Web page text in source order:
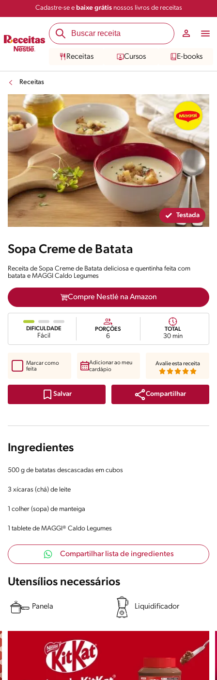
Cadastre-se e baixe grátisnossos livros de receitas
Receitas Cursos E-books
Receitas
Salvar Compartilhar
Testada
Sopa Creme de Batata
Receita de Sopa Creme de Batata deliciosa e quentinha feita com
batata e MAGGI Caldo Legumes
Compre Nestlé na Amazon
DIFICULDADE
Fácil
PORÇÕES
6
TOTAL
30 min
Salvar Compartilhar
Marcar como
feita
Adicionar ao meu
cardápio
Avalie esta receita
Ingredientes
500 g de batatas descascadas em cubos
3 xícaras (chá) de leite
1 colher (sopa) de manteiga
1 tablete de MAGGI® Caldo Legumes
Compartilhar lista de ingredientes
Utensílios necessários
Panela Liquidificador